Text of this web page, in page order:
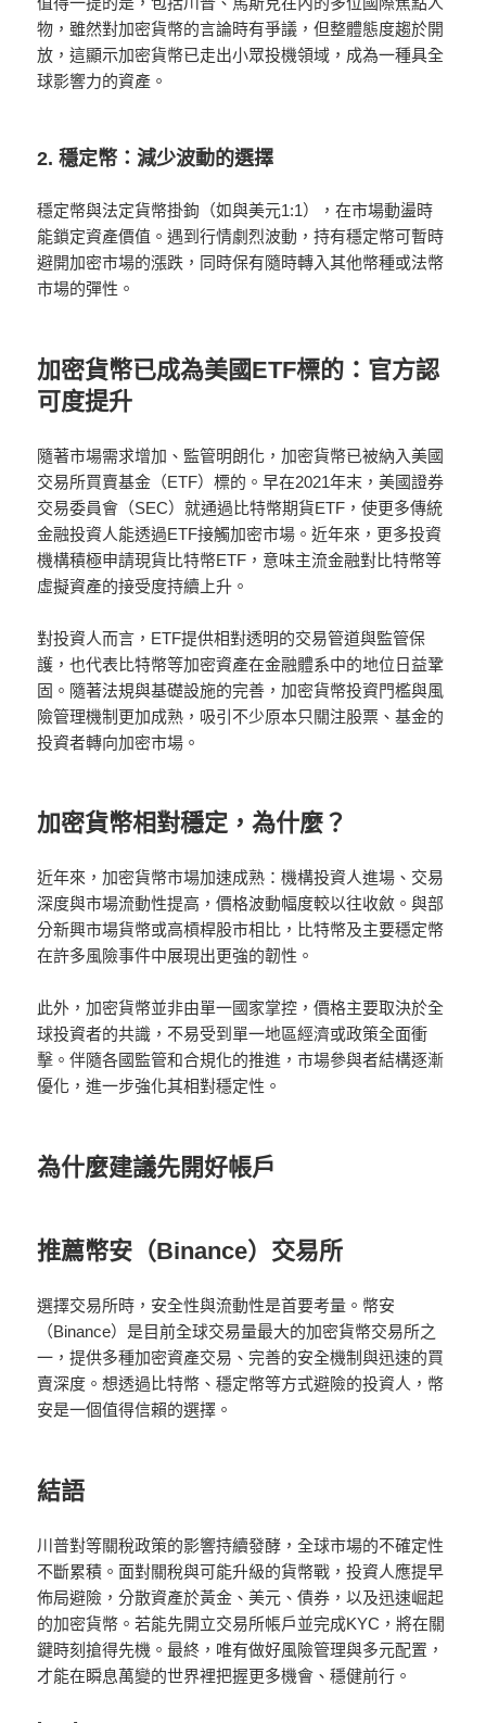
物，雖然對加密貨幣的言論時有爭議，但整體態度趨於開
放，這顯示加密貨幣已走出小眾投機領域，成為一種具全
球影響力的資產。
2. 穩定幣：減少波動的選擇
穩定幣與法定貨幣掛鉤（如與美元1:1），在市場動盪時
能鎖定資產價值。遇到行情劇烈波動，持有穩定幣可暫時
避開加密市場的漲跌，同時保有隨時轉入其他幣種或法幣
市場的彈性。
加密貨幣已成為美國ETF標的：官方認
可度提升
隨著市場需求增加、監管明朗化，加密貨幣已被納入美國
交易所買賣基金（ETF）標的。早在2021年末，美國證券
交易委員會（SEC）就通過比特幣期貨ETF，使更多傳統
金融投資人能透過ETF接觸加密市場。近年來，更多投資
機構積極申請現貨比特幣ETF，意味主流金融對比特幣等
虛擬資產的接受度持續上升。
對投資人而言，ETF提供相對透明的交易管道與監管保
護，也代表比特幣等加密資產在金融體系中的地位日益鞏
固。隨著法規與基礎設施的完善，加密貨幣投資門檻與風
險管理機制更加成熟，吸引不少原本只關注股票、基金的
投資者轉向加密市場。
加密貨幣相對穩定，為什麼？
近年來，加密貨幣市場加速成熟：機構投資人進場、交易
深度與市場流動性提高，價格波動幅度較以往收斂。與部
分新興市場貨幣或高槓桿股市相比，比特幣及主要穩定幣
在許多風險事件中展現出更強的韌性。
此外，加密貨幣並非由單一國家掌控，價格主要取決於全
球投資者的共識，不易受到單一地區經濟或政策全面衝
擊。伴隨各國監管和合規化的推進，市場參與者結構逐漸
優化，進一步強化其相對穩定性。
為什麼建議先開好帳戶
推薦幣安（Binance）交易所
選擇交易所時，安全性與流動性是首要考量。幣安
（Binance）是目前全球交易量最大的加密貨幣交易所之
一，提供多種加密資產交易、完善的安全機制與迅速的買
賣深度。想透過比特幣、穩定幣等方式避險的投資人，幣
安是一個值得信賴的選擇。
結語
川普對等關稅政策的影響持續發酵，全球市場的不確定性
不斷累積。面對關稅與可能升級的貨幣戰，投資人應提早
佈局避險，分散資產於黃金、美元、債券，以及迅速崛起
的加密貨幣。若能先開立交易所帳戶並完成KYC，將在關
鍵時刻搶得先機。最終，唯有做好風險管理與多元配置，
才能在瞬息萬變的世界裡把握更多機會、穩健前行。